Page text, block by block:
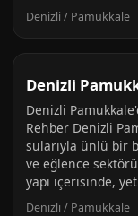
Denizli / Pamukkale
Denizli
Denizli
Rehber Denizli
sularıyla ünlü bir
ve eğlence
yapı içerisinde,
Denizli / Pamukkale